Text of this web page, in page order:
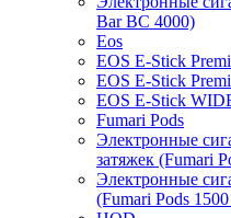
Bar BC 4000)
Eos
EOS E-Stick
EOS E-Stick
EOS E-Stick
Fumari Pods
Электронные
затяжек (Fumari
Электронные
(Fumari Pods